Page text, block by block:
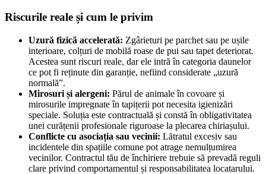
Riscurile reale și cum le privim
Uzură fizică accelerată: Zgârieturi pe parchet sau pe ușile
interioare, colțuri de mobilă roase de pui sau tapet deteriorat.
Acestea sunt riscuri reale, dar ele intră în categoria daunelor
ce pot fi reținute din garanție, nefiind considerate „uzură
normală”.
Mirosuri și alergeni: Părul de animale în covoare și
mirosurile impregnate în tapițerii pot necesita igienizări
speciale. Soluția este contractuală și constă în obligativitatea
unei curățenii profesionale riguroase la plecarea chiriașului.
Conflicte cu asociația sau vecinii: Lătratul excesiv sau
incidentele din spațiile comune pot atrage nemulțumirea
vecinilor. Contractul tău de închiriere trebuie să prevadă reguli
clare privind comportamentul și responsabilitatea locatarului.